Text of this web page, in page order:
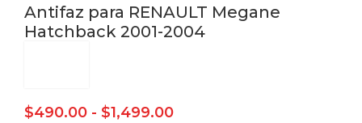
Antifaz para RENAULT Megane
Hatchback 2001-2004
$490.00 - $1,499.00